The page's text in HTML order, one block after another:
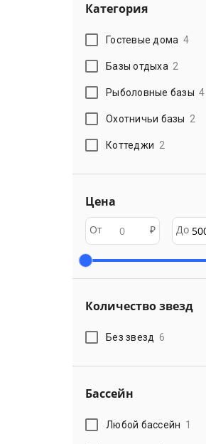
Категория
Гостевые дома 4
Базы отдыха 2
Рыболовные базы 4
Охотничьи базы 2
Коттеджи 2
Цена
От ₽ До
Количество звезд
Без звезд 6
Бассейн
Любой бассейн 1